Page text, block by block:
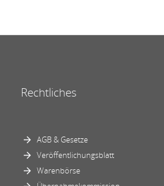
Rechtliches
AGB & Gesetze
Veröffentlichungsblatt
Warenbörse